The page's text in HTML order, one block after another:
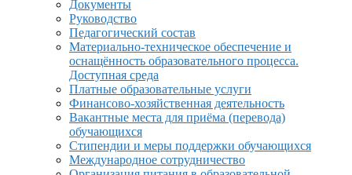
Документы
Руководство
Педагогический состав
Материально-техническое обеспечение и
оснащённость образовательного процесса.
Доступная среда
Платные образовательные услуги
Финансово-хозяйственная деятельность
Вакантные места для приёма (перевода)
обучающихся
Стипендии и меры поддержки обучающихся
Международное сотрудничество